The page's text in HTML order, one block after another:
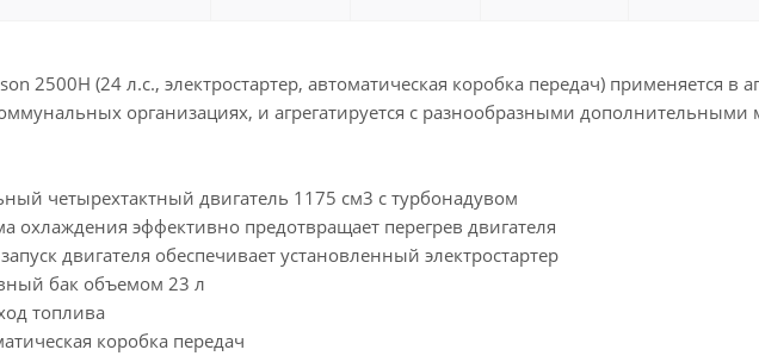
2500H (24 л.с., электростартер, автоматическая коробка передач) применяется в
организациях, и агрегатируется с разнообразными
четырехтактный двигатель 1175 см3 с турбонадувом
охлаждения эффективно предотвращает перегрев двигателя
двигателя обеспечивает установленный электростартер
бак объемом 23 л
топлива
коробка передач